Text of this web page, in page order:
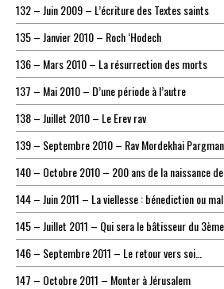
132 – Juin 2009 – L’écriture des Textes saints
135 – Janvier 2010 – Roch ‘Hodech
136 – Mars 2010 – La résurrection des morts
137 – Mai 2010 – D’une période à l’autre
138 – Juillet 2010 – Le Erev rav
139 – Septembre 2010 – Rav Mordekhai
140 – Octobre 2010 – 200 ans de la naissance
144 – Juin 2011 – La viellesse : bénediction ou
145 – Juillet 2011 – Qui sera le bâtisseur du
146 – Septembre 2011 – Le retour vers soi…
147 – Octobre 2011 – Monter à Jérusalem